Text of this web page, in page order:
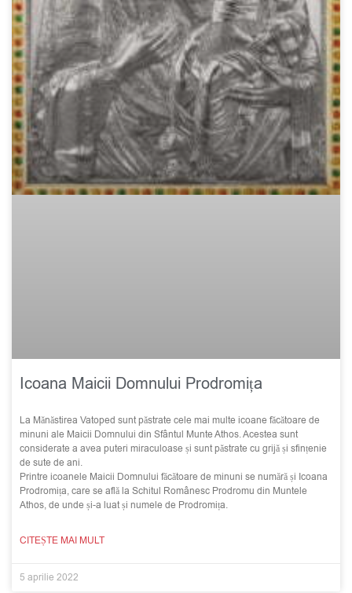
Icoana Maicii Domnului Prodromița
La Mănăstirea Vatoped sunt păstrate cele mai multe icoane făcătoare de
minuni ale Maicii Domnului din Sfântul Munte Athos. Acestea sunt
considerate a avea puteri miraculoase și sunt păstrate cu grijă și sfințenie
de sute de ani.
Printre icoanele Maicii Domnului făcătoare de minuni se numără și Icoana
Prodromița, care se află la Schitul Românesc Prodromu din Muntele
Athos, de unde și-a luat și numele de Prodromița.
CITEȘTE MAI MULT
5 aprilie 2022